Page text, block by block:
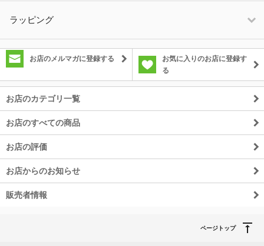
ラッピング
お店のメルマガに登録する
お気に入りのお店に登録す
る
お店のカテゴリ一覧
お店のすべての商品
お店の評価
お店からのお知らせ
販売者情報
ページトップ